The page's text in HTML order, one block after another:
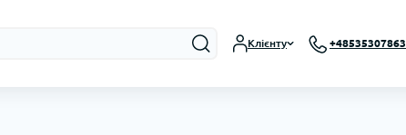
Клієнту +48535307863